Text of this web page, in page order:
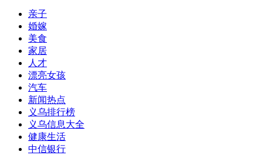
亲子
婚嫁
美食
家居
人才
漂亮女孩
汽车
新闻热点
义乌排行榜
义乌信息大全
健康生活
中信银行